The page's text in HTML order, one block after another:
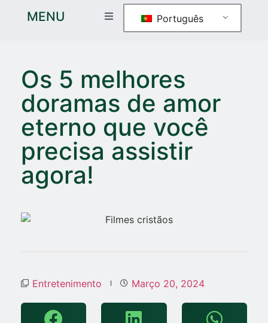
MENU Português
Os 5 melhores
doramas de amor
eterno que você
precisa assistir
agora!
Entretenimento Março 20, 2024